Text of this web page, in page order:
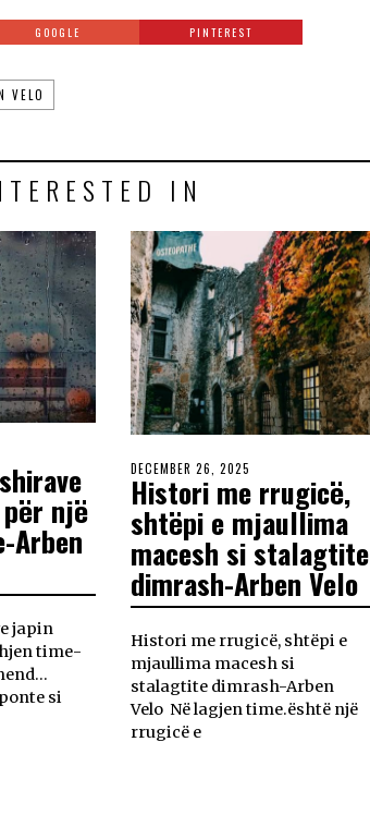
GOOGLE PINTEREST
VELO
IN
një
Arben
japin
time-
si
DECEMBER 26, 2025
Histori me rrugicë,
shtëpi e mjaullima
macesh si stalagtite
dimrash-Arben Velo
Histori me rrugicë, shtëpi e
mjaullima macesh si
stalagtite dimrash-Arben
Velo Në lagjen time.është një
rrugicë e